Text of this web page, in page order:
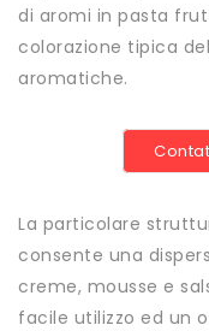
di aromi in pasta
colorazione tipica
aromatiche.
La particolare
consente una
creme, mousse e
facile utilizzo ed un